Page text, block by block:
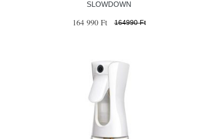
SLOWDOWN
164 990 Ft 164990 Ft